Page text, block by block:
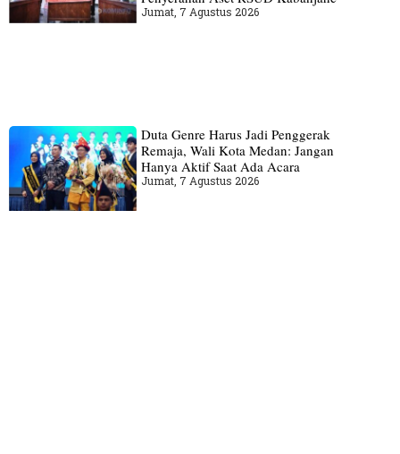
Jumat, 7 Agustus 2026
Duta Genre Harus Jadi Penggerak
Remaja, Wali Kota Medan: Jangan
Hanya Aktif Saat Ada Acara
Jumat, 7 Agustus 2026